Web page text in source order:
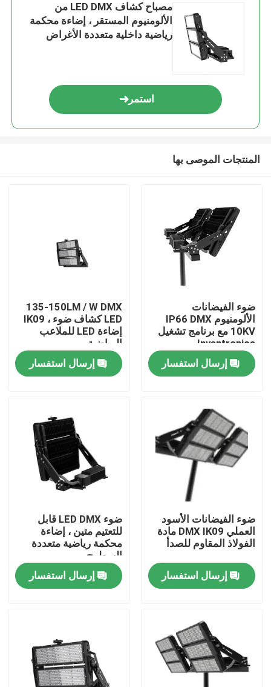
بيت
منتجات
أشرطة فيديو
معلومات عنا
جولة في المعمل
رقابة جودة
اطلب اقتباس
ضوء ملعب LED
مصباح كشاف LED DMX من
الألومنيوم المستقر ، إضاءة محكمة
رياضية داخلية متعددة الأغراض
استمر
المنتجات الموصى بها
ضوء الفيضانات
الألومنيوم IP66 DMX
10KV مع برنامج تشغيل
Inventronics
إرسال استفسار
135-150LM / W DMX
LED كشاف ضوء ، IK09
إضاءة LED للملاعب
الرياضية
إرسال استفسار
ضوء الفيضانات الأسود
العملي DMX IK09 مادة
الفولاذ المقاوم للصدأ
إرسال استفسار
ضوء LED DMX قابل
للتعتيم متين ، إضاءة
محكمة رياضية متعددة
السطوح
إرسال استفسار